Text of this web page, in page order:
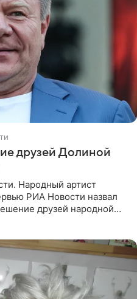
друзей Долиной
Народный артист
РИА Новости назвал
друзей народной